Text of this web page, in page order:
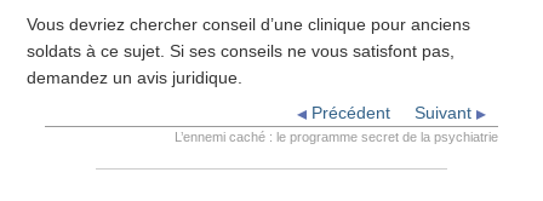
Vous devriez chercher conseil d’une clinique pour anciens
soldats à ce sujet. Si ses conseils ne vous satisfont pas,
demandez un avis juridique.
Suivant
Précédent
L’ennemi caché : le programme secret de la psychiatrie